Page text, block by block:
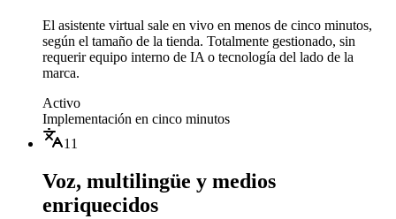
El asistente virtual sale en vivo en menos de cinco minutos,
según el tamaño de la tienda. Totalmente gestionado, sin
requerir equipo interno de IA o tecnología del lado de la
marca.
Activo
Implementación en cinco minutos
11
Voz, multilingüe y medios
enriquecidos